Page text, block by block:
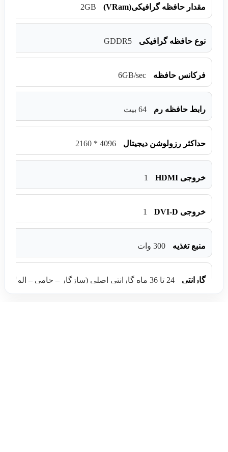
مقدار حافظه گرافیکی(VRam) 2GB
نوع حافظه گرافیکی GDDR5
فرکانس حافظه 6GB/sec
رابط حافظه رم 64 بیت
حداکثر رزولوشن دیجیتال 4096 * 2160
خروجی HDMI 1
خروجی DVI-D 1
منبع تغذیه 300 وات
گارانتی 24 تا 36 ماه گارانتی اصلی (سازگار – حامی – الماس – تابا )